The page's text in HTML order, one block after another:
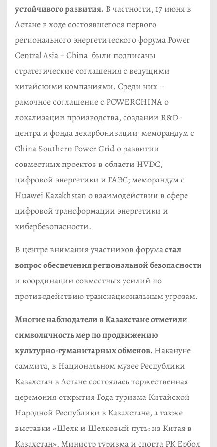
устойчивого развития. В частности, 17 июня в
Астане в ходе состоявшегося первого
регионального энергетического форума Power
Central Asia + China были подписаны
стратегические соглашения с ведущими
китайскими компаниями. Среди них –
рамочное соглашение с POWERCHINA о
локализации производства, создании R&D-
центра и фонда декарбонизации; меморандум с
China Southern Power Grid о развитии
совместных проектов в области HVDC,
цифровой энергетики и ГАЭС; меморандум с
Huawei Kazakhstan о взаимодействии в сфере
цифровой трансформации энергетики и
кибербезопасности.
В центре внимания участников форумастал
вопрос обеспечения региональной безопасности
и координации совместных усилий по
противодействию транснациональным угрозам.
Многие наблюдатели в Казахстане отметили
символичность мер по продвижению
культурно-гуманитарных обменов. Накануне
саммита, в Национальном музее Республики
Казахстан в Астане состоялась торжественная
церемония открытия Года туризма Китайской
Народной Республики в Казахстане, а также
выставки «Шелк и Шелковый путь: из Китая в
Казахстан». Министр туризма и спорта РК Ербол